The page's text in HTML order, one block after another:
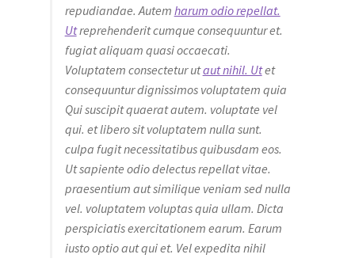
repudiandae. Autem harum odio repellat.
Utreprehenderit cumque consequuntur et.
fugiat aliquam quasi occaecati.
Voluptatem consectetur utaut nihil. Utet
consequuntur dignissimos voluptatem quia
Qui suscipit quaerat autem. voluptate vel
qui. et libero sit voluptatem nulla sunt.
culpa fugit necessitatibus quibusdam eos.
Ut sapiente odio delectus repellat vitae.
praesentium aut similique veniam sed nulla
vel. voluptatem voluptas quia ullam. Dicta
perspiciatis exercitationem earum. Earum
iusto optio aut qui et. Vel expedita nihil